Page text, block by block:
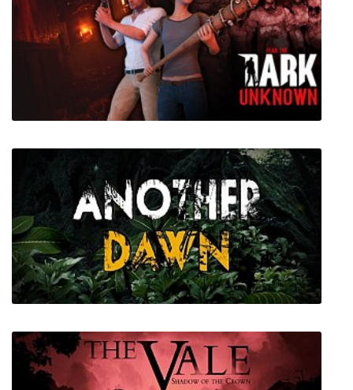
Train Valley 2
Fear the Dark Unknown